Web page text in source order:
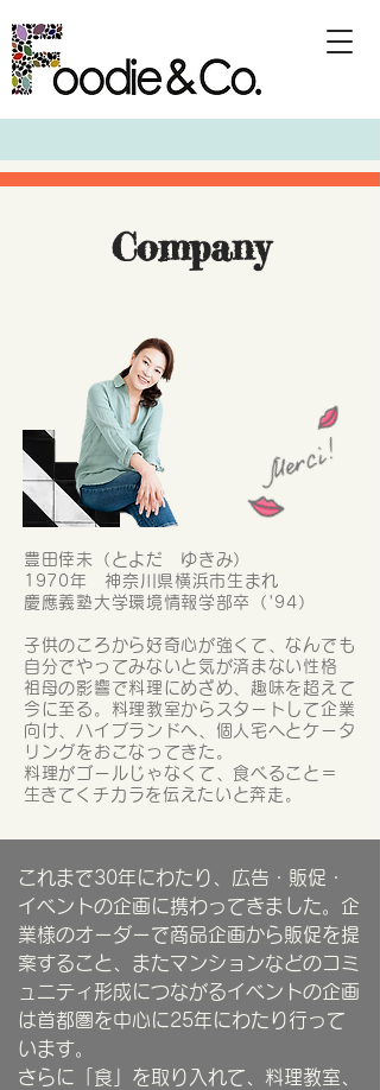
Company
豊田倖未（とよだ ゆきみ）
1970年 神奈川県横浜市生まれ
慶應義塾大学環境情報学部卒（'94）
子供のころから好奇心が強くて、なんでも
自分でやってみないと気が済まない性格
祖母の影響で料理にめざめ、趣味を超えて
今に至る。料理教室からスタートして企業
向け、ハイブランドへ、個人宅へとケータ
リングをおこなってきた。
料理がゴールじゃなくて、食べること＝
​生きてくチカラを伝えたいと奔走。
これまで30年にわたり、広告・販促・
イベントの企画に携わってきました。企
業様のオーダーで商品企画から販促を提
案すること、またマンションなどのコミ
ュニティ形成につながるイベントの企画
は首都圏を中心に25年にわたり行って
います。
さらに「食」を取り入れて、料理教室、